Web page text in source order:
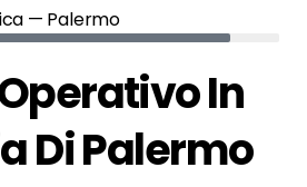
— Palermo
In
Di Palermo